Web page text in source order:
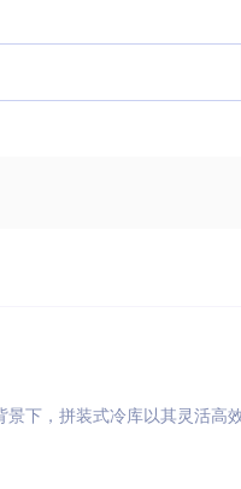
下，拼装式冷库以其灵活高